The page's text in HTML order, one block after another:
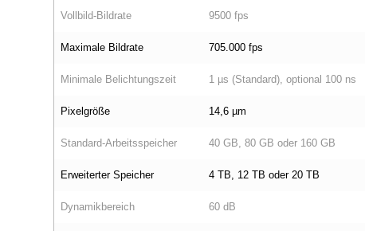
Vollbild‑Bildrate 9500 fps
Maximale Bildrate 705.000 fps
Minimale Belichtungszeit 1 µs (Standard), optional 100 ns
Pixelgröße 14,6 µm
Standard‑Arbeitsspeicher 40 GB, 80 GB oder 160 GB
Erweiterter Speicher 4 TB, 12 TB oder 20 TB
Dynamikbereich 60 dB